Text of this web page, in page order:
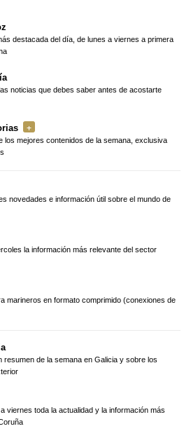
destacada del día, de lunes a viernes a primera
noticias que debes saber antes de acostarte
los mejores contenidos de la semana, exclusiva
novedades e información útil sobre el mundo de
la información más relevante del sector
marineros en formato comprimido (conexiones de
resumen de la semana en Galicia y sobre los
viernes toda la actualidad y la información más